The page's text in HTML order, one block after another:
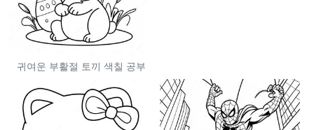
귀여운 부활절 토끼 색칠 공부